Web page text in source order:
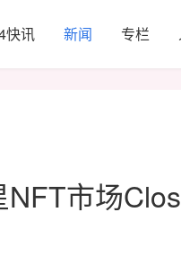
快讯 新闻 专栏
市场